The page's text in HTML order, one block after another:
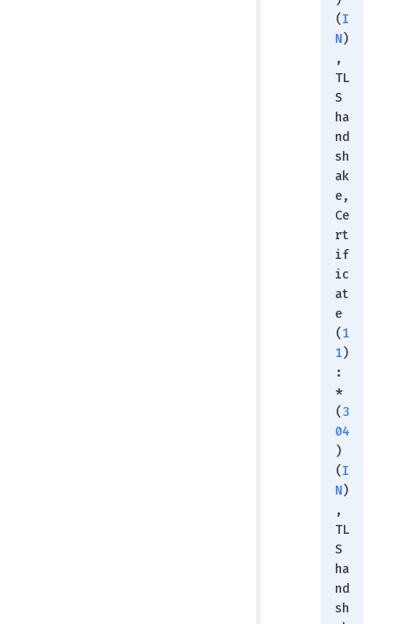
(I
N)
,
TL
S
ha
nd
sh
ak
e,
Ce
rt
if
ic
at
e
(1
1)
:
*
(3
04
)
(I
N)
,
TL
S
ha
nd
sh